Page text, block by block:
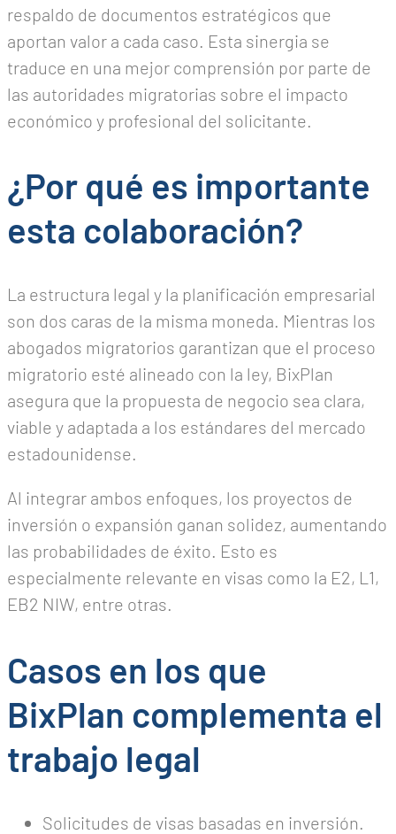
respaldo de documentos estratégicos que
aportan valor a cada caso. Esta sinergia se
traduce en una mejor comprensión por parte de
las autoridades migratorias sobre el impacto
económico y profesional del solicitante.
¿Por qué es importante
esta colaboración?
La estructura legal y la planificación empresarial
son dos caras de la misma moneda. Mientras los
abogados migratorios garantizan que el proceso
migratorio esté alineado con la ley, BixPlan
asegura que la propuesta de negocio sea clara,
viable y adaptada a los estándares del mercado
estadounidense.
Al integrar ambos enfoques, los proyectos de
inversión o expansión ganan solidez, aumentando
las probabilidades de éxito. Esto es
especialmente relevante en visas como la E2, L1,
EB2 NIW, entre otras.
Casos en los que
BixPlan complementa el
trabajo legal
Solicitudes de visas basadas en inversión.